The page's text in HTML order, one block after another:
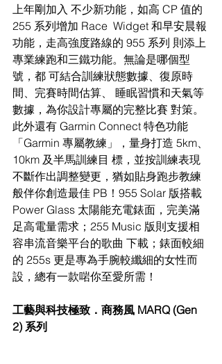
上年剛加入 不少新功能，如高 CP 值的
255 系列增加 Race  Widget 和早安晨報
功能，走高強度路線的 955 系列 則添上
專業練跑和三鐵功能。無論是哪個型
號，都 可結合訓練狀態數據、復原時
間、完賽時間估算、 睡眠習慣和天氣等
數據，為你設計專屬的完整比賽 對策。
此外還有 Garmin Connect 特色功能
「Garmin 專屬教練」，量身打造 5km、
10km 及半馬訓練目 標，並按訓練表現
不斷作出調整變更，猶如貼身跑步教練
般伴你創造最佳 PB！955 Solar 版搭載
Power Glass 太陽能充電錶面，完美滿
足高電量需求；255 Music 版則支援相
容串流音樂平台的歌曲 下載；錶面較細
的 255s 更是專為手腕較纖細的女性而
設，總有一款啱你至愛所需！
工藝與科技極致．商務風 MARQ (Gen
2) 系列